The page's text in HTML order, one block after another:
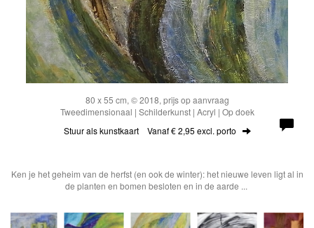
80 x 55 cm, © 2018, prijs op aanvraag
Tweedimensionaal | Schilderkunst | Acryl | Op doek
Stuur als kunstkaart Vanaf € 2,95 excl. porto
Ken je het geheim van de herfst (en ook de winter): het nieuwe leven ligt al in
de planten en bomen besloten en in de aarde ...